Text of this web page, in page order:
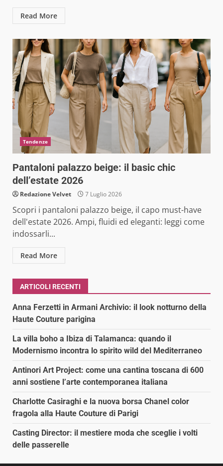
Read More
Tendenze
Pantaloni palazzo beige: il basic chic
dell’estate 2026
Redazione Velvet 7 Luglio 2026
Scopri i pantaloni palazzo beige, il capo must-have
dell'estate 2026. Ampi, fluidi ed eleganti: leggi come
indossarli...
Read More
ARTICOLI RECENTI
Anna Ferzetti in Armani Archivio: il look notturno della
Haute Couture parigina
La villa boho a Ibiza di Talamanca: quando il
Modernismo incontra lo spirito wild del Mediterraneo
Antinori Art Project: come una cantina toscana di 600
anni sostiene l’arte contemporanea italiana
Charlotte Casiraghi e la nuova borsa Chanel color
fragola alla Haute Couture di Parigi
Casting Director: il mestiere moda che sceglie i volti
delle passerelle